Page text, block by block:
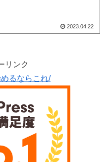
2023.04.22
リンク
るならこれ/